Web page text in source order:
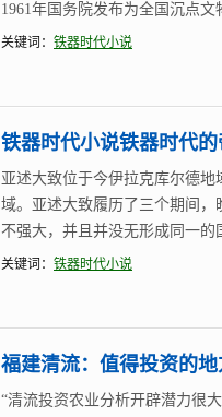
1961年国务院发布为全国沉点
关键词： 铁器时代小说
铁器时代小说铁器时代
亚述大致位于今伊拉克库尔德
域。亚述大致履历了三个期间
不强大，并且并没无形成同一
关键词： 铁器时代小说
福建清流：值得投资的
“清流投资农业分析开辟潜力很